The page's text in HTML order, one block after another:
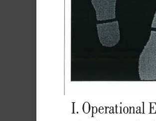
 